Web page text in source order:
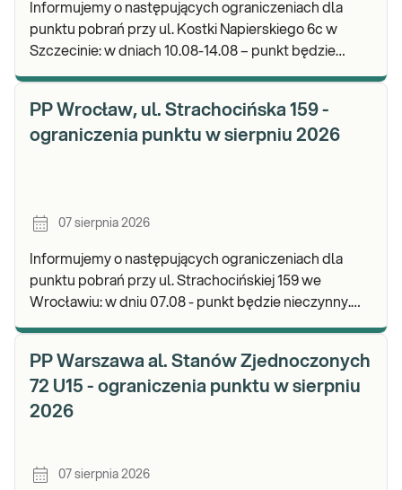
Informujemy o następujących ograniczeniach dla
punktu pobrań przy ul. Kostki Napierskiego 6c w
Szczecinie: w dniach 10.08-14.08 – punkt będzie
PP Wrocław, ul. Strachocińska 159 -
ograniczenia punktu w sierpniu 2026
07 sierpnia 2026
Informujemy o następujących ograniczeniach dla
punktu pobrań przy ul. Strachocińskiej 159 we
Wrocławiu: w dniu 07.08 - punkt będzie nieczynny.
PP Warszawa al. Stanów Zjednoczonych
72 U15 - ograniczenia punktu w sierpniu
2026
07 sierpnia 2026